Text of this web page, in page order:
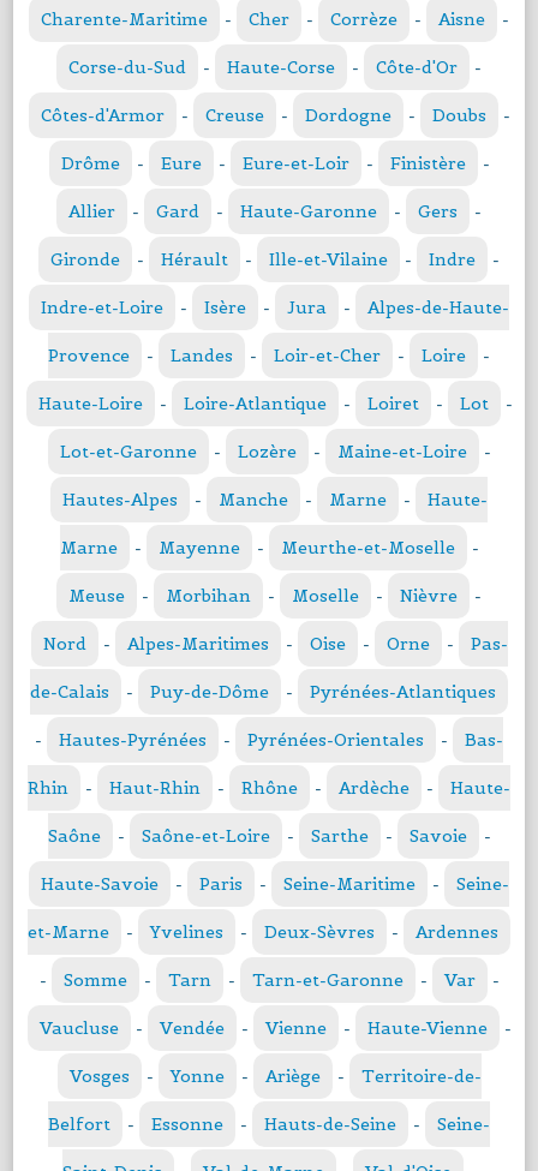
Charente-Maritime - Cher - Corrèze - Aisne -
Corse-du-Sud - Haute-Corse - Côte-d'Or -
Côtes-d'Armor - Creuse - Dordogne - Doubs -
Drôme - Eure - Eure-et-Loir - Finistère -
Allier - Gard - Haute-Garonne - Gers -
Gironde - Hérault - Ille-et-Vilaine - Indre -
Indre-et-Loire - Isère - Jura - Alpes-de-Haute-
Provence - Landes - Loir-et-Cher - Loire -
Haute-Loire - Loire-Atlantique - Loiret - Lot -
Lot-et-Garonne - Lozère - Maine-et-Loire -
Hautes-Alpes - Manche - Marne - Haute-
Marne - Mayenne - Meurthe-et-Moselle -
Meuse - Morbihan - Moselle - Nièvre -
Nord - Alpes-Maritimes - Oise - Orne - Pas-
de-Calais - Puy-de-Dôme - Pyrénées-Atlantiques
- Hautes-Pyrénées - Pyrénées-Orientales - Bas-
Rhin - Haut-Rhin - Rhône - Ardèche - Haute-
Saône - Saône-et-Loire - Sarthe - Savoie -
Haute-Savoie - Paris - Seine-Maritime - Seine-
et-Marne - Yvelines - Deux-Sèvres - Ardennes
- Somme - Tarn - Tarn-et-Garonne - Var -
Vaucluse - Vendée - Vienne - Haute-Vienne -
Vosges - Yonne - Ariège - Territoire-de-
Belfort - Essonne - Hauts-de-Seine - Seine-